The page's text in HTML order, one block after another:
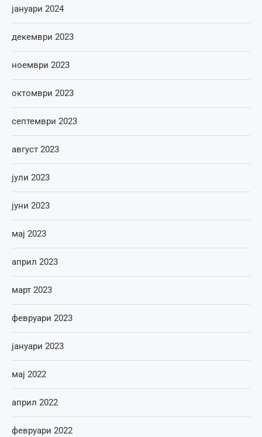
јануари 2024
декември 2023
ноември 2023
октомври 2023
септември 2023
август 2023
јули 2023
јуни 2023
мај 2023
април 2023
март 2023
февруари 2023
јануари 2023
мај 2022
април 2022
февруари 2022